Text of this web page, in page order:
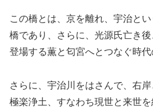
この橋とは、京を離れ、宇治と
橋であり、さらに、光源氏亡き
登場する薫と匂宮へとつなぐ時代
さらに、宇治川をはさんで、右
極楽浄土、すなわち現世と来世を